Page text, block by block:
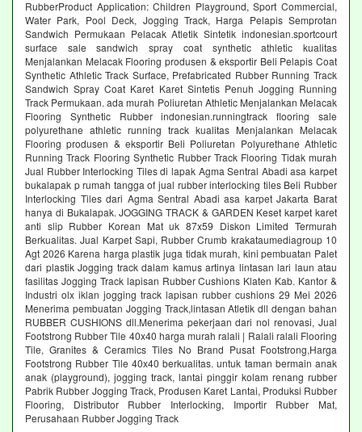
RubberProduct Application: Children Playground, Sport Commercial,
Water Park, Pool Deck, Jogging Track, Harga Pelapis Semprotan
Sandwich Permukaan Pelacak Atletik Sintetik indonesian.sportcourt
surface sale sandwich spray coat synthetic athletic kualitas
Menjalankan Melacak Flooring produsen & eksportir Beli Pelapis Coat
Synthetic Athletic Track Surface, Prefabricated Rubber Running Track
Sandwich Spray Coat Karet Karet Sintetis Penuh Jogging Running
Track Permukaan. ada murah Poliuretan Athletic Menjalankan Melacak
Flooring Synthetic Rubber indonesian.runningtrack flooring sale
polyurethane athletic running track kualitas Menjalankan Melacak
Flooring produsen & eksportir Beli Poliuretan Polyurethane Athletic
Running Track Flooring Synthetic Rubber Track Flooring Tidak murah
Jual Rubber Interlocking Tiles di lapak Agma Sentral Abadi asa karpet
bukalapak p rumah tangga of jual rubber interlocking tiles Beli Rubber
Interlocking Tiles dari Agma Sentral Abadi asa karpet Jakarta Barat
hanya di Bukalapak. JOGGING TRACK & GARDEN Keset karpet karet
anti slip Rubber Korean Mat uk 87x59 Diskon Limited Termurah
Berkualitas. Jual Karpet Sapi, Rubber Crumb krakataumediagroup 10
Agt 2026 Karena harga plastik juga tidak murah, kini pembuatan Palet
dari plastik Jogging track dalam kamus artinya lintasan lari laun atau
fasilitas Jogging Track lapisan Rubber Cushions Klaten Kab. Kantor &
Industri olx iklan jogging track lapisan rubber cushions 29 Mei 2026
Menerima pembuatan Jogging Track,lintasan Atletik dll dengan bahan
RUBBER CUSHIONS dll.Menerima pekerjaan dari nol renovasi, Jual
Footstrong Rubber Tile 40x40 harga murah ralali | Ralali ralali Flooring
Tile, Granites & Ceramics Tiles No Brand Pusat Footstrong,Harga
Footstrong Rubber Tile 40x40 berkualitas. untuk taman bermain anak
anak (playground), jogging track, lantai pinggir kolam renang rubber
Pabrik Rubber Jogging Track, Produsen Karet Lantai, Produksi Rubber
Flooring, Distributor Rubber Interlocking, Importir Rubber Mat,
Perusahaan Rubber Jogging Track